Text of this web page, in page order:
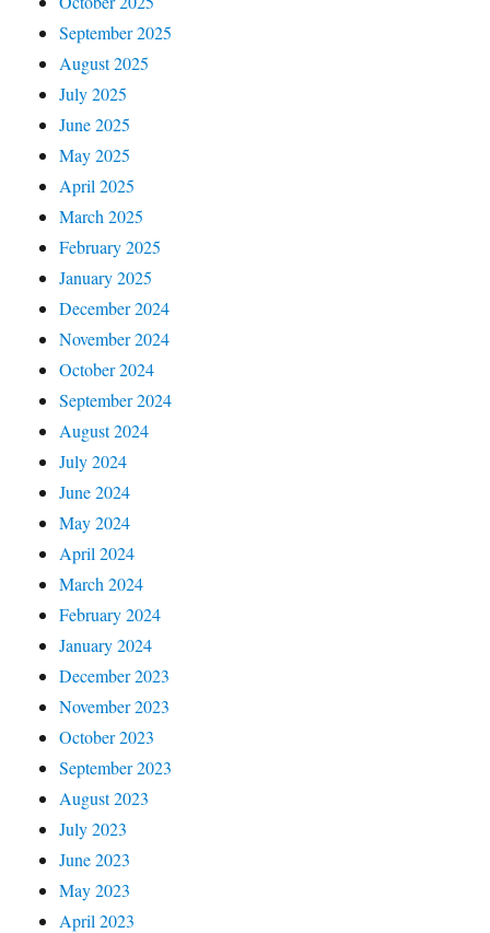
September 2025
August 2025
July 2025
June 2025
May 2025
April 2025
March 2025
February 2025
January 2025
December 2024
November 2024
October 2024
September 2024
August 2024
July 2024
June 2024
May 2024
April 2024
March 2024
February 2024
January 2024
December 2023
November 2023
October 2023
September 2023
August 2023
July 2023
June 2023
May 2023
April 2023